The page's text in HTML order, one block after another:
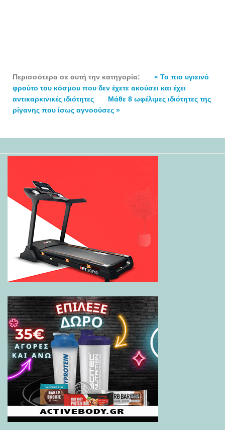
Περισσότερα σε αυτή την κατηγορία:
« Το πιο υγιεινό
φρούτο του κόσμου που δεν έχετε ακούσει και έχει
αντικαρκινικές ιδιότητες
Μάθε 8 ωφέλιμες ιδιότητες της
ρίγανης που ίσως αγνοούσες »